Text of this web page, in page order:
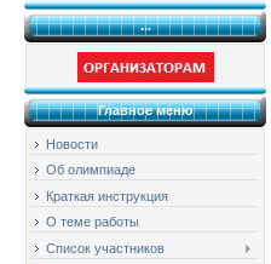
...
Главное меню
Новости
Об олимпиаде
Краткая инструкция
О теме работы
Список участников